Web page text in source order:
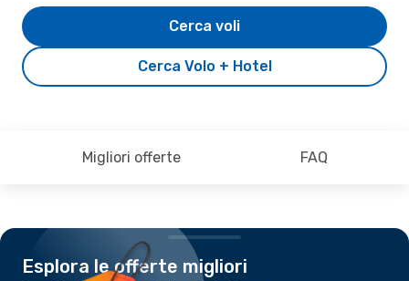
Cerca Volo + Hotel
Cerca voli
Migliori offerte FAQ
Esplora le offerte migliori